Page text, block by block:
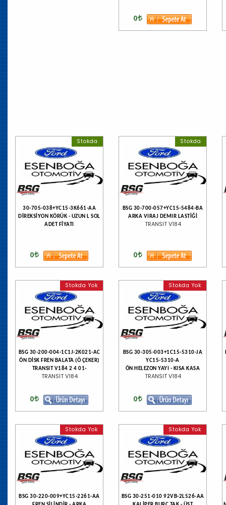
0
Stokda
30-705-038+YC15-3K661-AA
DİREKSİYON KÖRÜK - UZUN L SOL
ADET FİYATI
0
Stokda
BSG 30-700-057+YC15-5484-BA
ARKA VIRAJ DEMIR LASTİĞİ
TRANSIT V184
0
Stokda Yok
BSG 30-200-004-1C1J-2K021-AC
ÖN DİSK FREN BALATA (Ö ÇEKER)
TRANSIT V184 2 4 01-
TRANSIT V184
0
Stokda Yok
BSG 30-305-003+1C15-5310-JA
YC15-5310-A
ÖN HELEZON YAYI - KISA KASA
TRANSIT V184
0
Stokda Yok
BSG 30-220-009+YC15-2261-AA
Stokda Yok
BSG 30-251-010 92VB-2L526-AA